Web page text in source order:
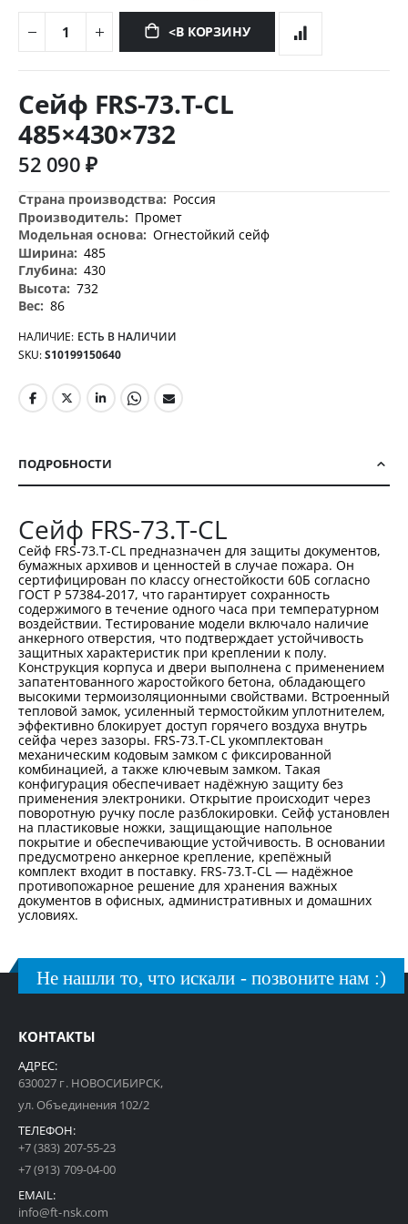
<В КОРЗИНУ
началу
изображений
Сейф FRS-73.T-CL
485×430×732
52 090 ₽
Дополнительная
информация
Россия
Промет
Огнестойкий сейф
485
430
732
86
НАЛИЧИЕ: ЕСТЬ В НАЛИЧИИ
SKU S10199150640
ПОДРОБНОСТИ
Сейф FRS-73.T-CL
Сейф FRS-73.T-CL предназначен для защиты документов,
бумажных архивов и ценностей в случае пожара. Он
сертифицирован по классу огнестойкости 60Б согласно
ГОСТ Р 57384-2017, что гарантирует сохранность
содержимого в течение одного часа при температурном
воздействии. Тестирование модели включало наличие
анкерного отверстия, что подтверждает устойчивость
защитных характеристик при креплении к полу.
Конструкция корпуса и двери выполнена с применением
запатентованного жаростойкого бетона, обладающего
высокими термоизоляционными свойствами. Встроенный
тепловой замок, усиленный термостойким уплотнителем,
эффективно блокирует доступ горячего воздуха внутрь
сейфа через зазоры. FRS-73.T-CL укомплектован
механическим кодовым замком с фиксированной
комбинацией, а также ключевым замком. Такая
конфигурация обеспечивает надёжную защиту без
применения электроники. Открытие происходит через
поворотную ручку после разблокировки. Сейф установлен
на пластиковые ножки, защищающие напольное
покрытие и обеспечивающие устойчивость. В основании
предусмотрено анкерное крепление, крепёжный
комплект входит в поставку. FRS-73.T-CL — надёжное
противопожарное решение для хранения важных
документов в офисных, административных и домашних
условиях.
Не нашли то, что искали - позвоните нам :)
КОНТАКТЫ
АДРЕС:
630027 г. НОВОСИБИРСК,
ул. Объединения 102/2
ТЕЛЕФОН:
+7 (383) 207-55-23
+7 (913) 709-04-00
EMAIL:
info@ft-nsk.com